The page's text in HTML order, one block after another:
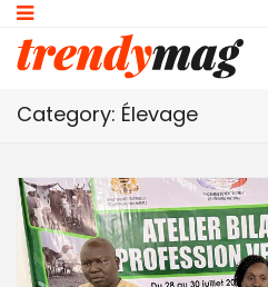
Category: Élevage